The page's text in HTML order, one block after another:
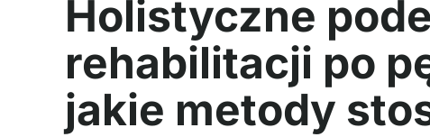
Holistyczne
rehabilitacji po
jakie metody